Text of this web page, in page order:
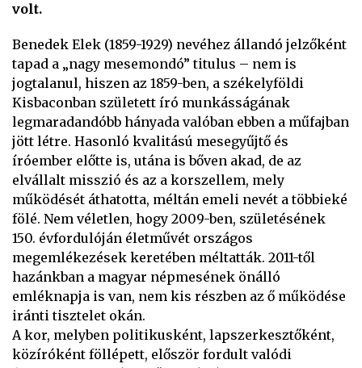
volt.
Benedek Elek (1859-1929) nevéhez állandó jelzőként
tapad a „nagy mesemondó” titulus – nem is
jogtalanul, hiszen az 1859-ben, a székelyföldi
Kisbaconban született író munkásságának
legmaradandóbb hányada valóban ebben a műfajban
jött létre. Hasonló kvalitású mesegyűjtő és
íróember előtte is, utána is bőven akad, de az
elvállalt misszió és az a korszellem, mely
működését áthatotta, méltán emeli nevét a többieké
fölé. Nem véletlen, hogy 2009-ben, születésének
150. évfordulóján életművét országos
megemlékezések keretében méltatták. 2011-től
hazánkban a magyar népmesének önálló
emléknapja is van, nem kis részben az ő működése
iránti tisztelet okán.
A kor, melyben politikusként, lapszerkesztőként,
közíróként föllépett, először fordult valódi